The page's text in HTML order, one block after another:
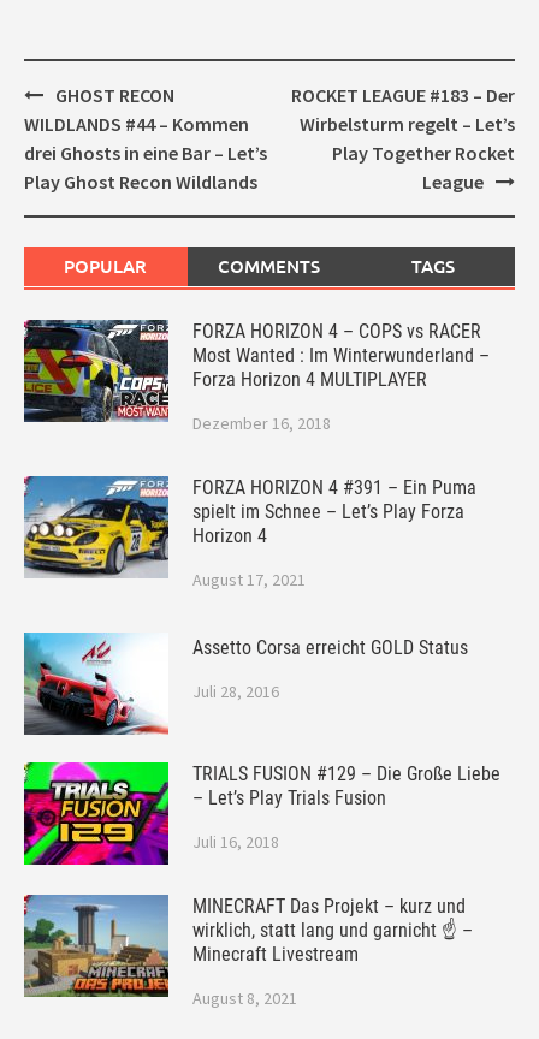
Post
navigation
GHOST RECON
WILDLANDS #44 – Kommen
drei Ghosts in eine Bar – Let’s
Play Ghost Recon Wildlands
ROCKET LEAGUE #183 – Der
Wirbelsturm regelt – Let’s
Play Together Rocket
League
POPULAR COMMENTS TAGS
FORZA HORIZON 4 – COPS vs RACER
Most Wanted : Im Winterwunderland –
Forza Horizon 4 MULTIPLAYER
Dezember 16, 2018
FORZA HORIZON 4 #391 – Ein Puma
spielt im Schnee – Let’s Play Forza
Horizon 4
August 17, 2021
Assetto Corsa erreicht GOLD Status
Juli 28, 2016
TRIALS FUSION #129 – Die Große Liebe
– Let’s Play Trials Fusion
Juli 16, 2018
MINECRAFT Das Projekt – kurz und
wirklich, statt lang und garnicht ☝ –
Minecraft Livestream
August 8, 2021